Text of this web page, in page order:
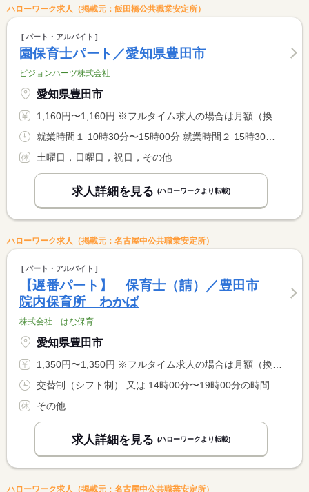
ハローワーク求人（掲載元：飯田橋公共職業安定所）
パート・アルバイト
園保育士パート／愛知県豊田市
ピジョンハーツ株式会社
愛知県豊田市
1,160円〜1,160円 ※フルタイム求人の場合は月額（換算額）、パート求人の場合は時間額を表示しています。
土曜日，日曜日，祝日，その他
求人詳細を見る (ハローワークより転載)
ハローワーク求人（掲載元：名古屋中公共職業安定所）
パート・アルバイト
【遅番パート】 保育士（請）／豊田市
院内保育所 わかば
株式会社 はな保育
愛知県豊田市
1,350円〜1,350円 ※フルタイム求人の場合は月額（換算額）、パート求人の場合は時間額を表示しています。
その他
求人詳細を見る (ハローワークより転載)
ハローワーク求人（掲載元：名古屋中公共職業安定所）